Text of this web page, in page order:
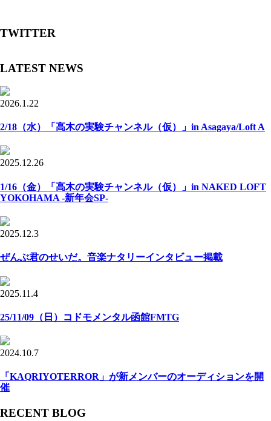
TWITTER
LATEST NEWS
2026.1.22
2/18（水）「高木の実験チャンネル（仮）」in Asagaya/Loft A
2025.12.26
1/16（金）「高木の実験チャンネル（仮）」in NAKED LOFT
YOKOHAMA -新年会SP-
2025.12.3
ぜんぶ君のせいだ。音楽ナタリーインタビュー掲載
2025.11.4
25/11/09（日）コドモメンタル函館FMTG
2024.10.7
「KAQRIYOTERROR」が新メンバーのオーディションを開
催
RECENT BLOG